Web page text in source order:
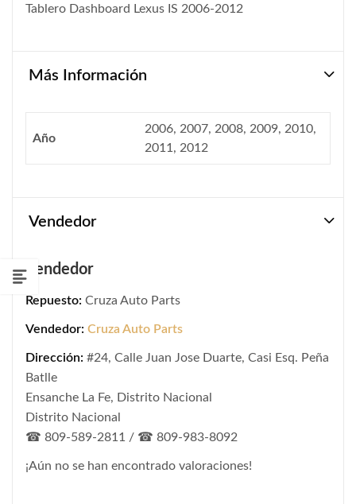
Tablero Dashboard Lexus IS 2006-2012
Más Información
Año
2006, 2007, 2008, 2009, 2010,
2011, 2012
Vendedor
Vendedor
Repuesto: Cruza Auto Parts
Vendedor: Cruza Auto Parts
Dirección: #24, Calle Juan Jose Duarte, Casi Esq. Peña
Batlle
Ensanche La Fe, Distrito Nacional
Distrito Nacional
☎ 809-589-2811 / ☎ 809-983-8092
¡Aún no se han encontrado valoraciones!